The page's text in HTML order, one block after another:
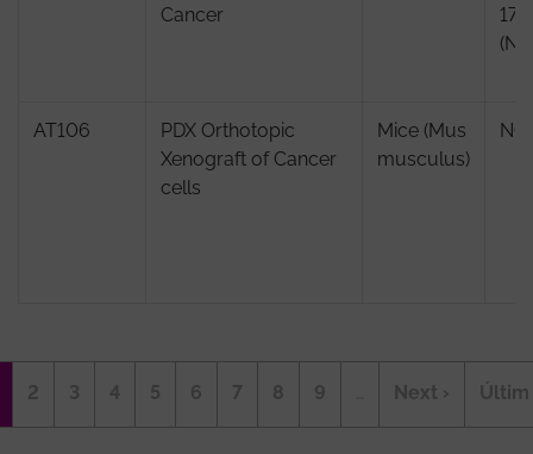
Cancer
AT106
PDX Orthotopic
Xenograft of Cancer
cells
Mice (Mus
musculus)
Página
2 Página
3 Página
4 Página
5 Página
6 Página
7 Página
8 Página
9 …
Siguiente
Next › Últim